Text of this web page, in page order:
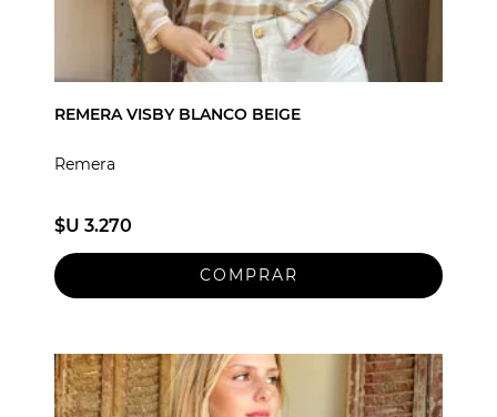
REMERA VISBY BLANCO BEIGE
Remera
$U 3.270